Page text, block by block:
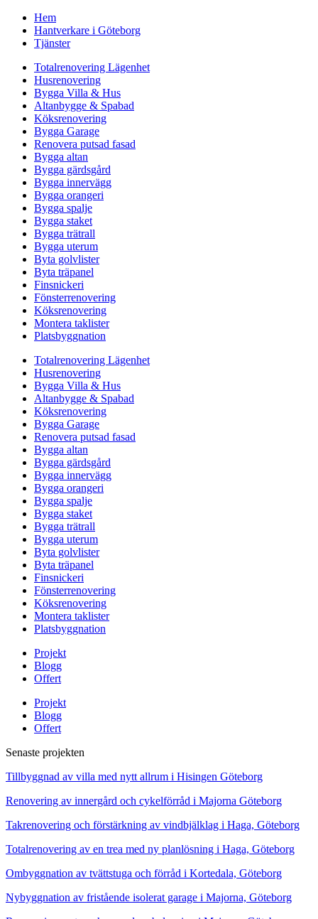
Hem
Hantverkare i Göteborg
Tjänster
Totalrenovering Lägenhet
Husrenovering
Bygga Villa & Hus
Altanbygge & Spabad
Köksrenovering
Bygga Garage
Renovera putsad fasad
Bygga altan
Bygga gärdsgård
Bygga innervägg
Bygga orangeri
Bygga spalje
Bygga staket
Bygga trätrall
Bygga uterum
Byta golvlister
Byta träpanel
Finsnickeri
Fönsterrenovering
Köksrenovering
Montera taklister
Platsbyggnation
Totalrenovering Lägenhet
Husrenovering
Bygga Villa & Hus
Altanbygge & Spabad
Köksrenovering
Bygga Garage
Renovera putsad fasad
Bygga altan
Bygga gärdsgård
Bygga innervägg
Bygga orangeri
Bygga spalje
Bygga staket
Bygga trätrall
Bygga uterum
Byta golvlister
Byta träpanel
Finsnickeri
Fönsterrenovering
Köksrenovering
Montera taklister
Platsbyggnation
Projekt
Blogg
Offert
Projekt
Blogg
Offert
Senaste projekten
Tillbyggnad av villa med nytt allrum i Hisingen Göteborg
Renovering av innergård och cykelförråd i Majorna Göteborg
Takrenovering och förstärkning av vindbjälklag i Haga, Göteborg
Totalrenovering av en trea med ny planlösning i Haga, Göteborg
Ombyggnation av tvättstuga och förråd i Kortedala, Göteborg
Nybyggnation av fristående isolerat garage i Majorna, Göteborg